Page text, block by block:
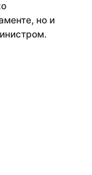
но и